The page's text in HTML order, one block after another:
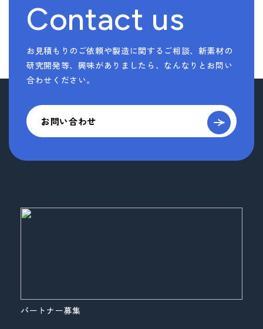
Contact us
お見積もりのご依頼や製造に関するご相談、新素材の
研究開発等、 興味がありましたら、なんなりとお問い
合わせください。
お問い合わせ
パートナー募集